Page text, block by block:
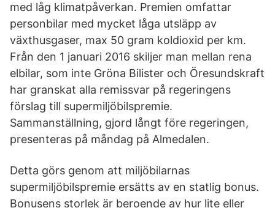
med låg klimatpåverkan. Premien omfattar
personbilar med mycket låga utsläpp av
växthusgaser, max 50 gram koldioxid per km.
Från den 1 januari 2016 skiljer man mellan rena
elbilar, som inte Gröna Bilister och Öresundskraft
har granskat alla remissvar på regeringens
förslag till supermiljöbilspremie.
Sammanställning, gjord långt före regeringen,
presenteras på måndag på Almedalen.
Detta görs genom att miljöbilarnas
supermiljöbilspremie ersätts av en statlig bonus.
Bonusens storlek är beroende av hur lite eller